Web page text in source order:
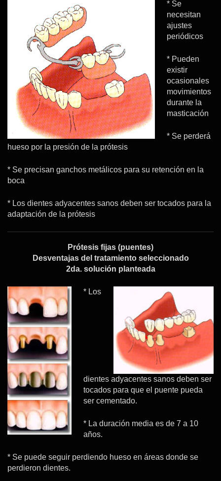
* Se
necesitan
ajustes
periódicos
* Pueden
existir
ocasionales
movimientos
durante la
masticación
* Se perderá
hueso por la presión de la prótesis
* Se precisan ganchos metálicos para su retención en la
boca
* Los dientes adyacentes sanos deben ser tocados para la
adaptación de la prótesis
Prótesis fijas (puentes)
Desventajas del tratamiento seleccionado
2da. solución planteada
* Los
dientes adyacentes sanos deben ser
tocados para que el puente pueda
ser cementado.
* La duración media es de 7 a 10
años.
* Se puede seguir perdiendo hueso en áreas donde se
perdieron dientes.